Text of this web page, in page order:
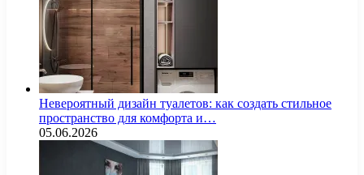
Невероятный дизайн туалетов: как создать стильное
пространство для комфорта и…
05.06.2026